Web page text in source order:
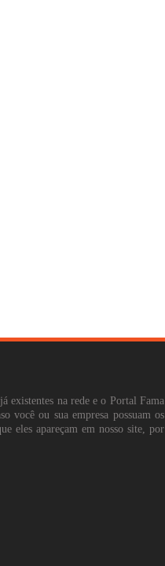
existentes na rede e o Portal Fama
você ou sua empresa possuam os
eles apareçam em nosso site, por